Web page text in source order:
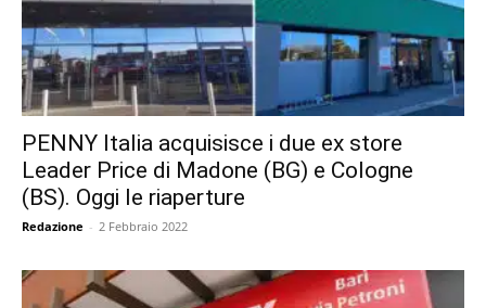
PENNY Italia acquisisce i due ex store
Leader Price di Madone (BG) e Cologne
(BS). Oggi le riaperture
Redazione - 2 Febbraio 2022